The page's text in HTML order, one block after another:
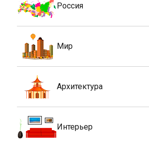
Россия
Мир
Архитектура
Интерьер